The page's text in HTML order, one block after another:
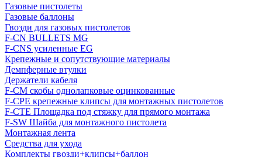
Газовые пистолеты
Газовые баллоны
Гвозди для газовых пистолетов
F-CN BULLETS MG
F-CNS усиленные EG
Крепежные и сопутствующие материалы
Демпферные втулки
Держатели кабеля
F-CM скобы однолапковые оцинкованные
F-CPE крепежные клипсы для монтажных пистолетов
F-CTE Площадка под стяжку для прямого монтажа
F-SW Шайба для монтажного пистолета
Монтажная лента
Средства для ухода
Комплекты гвозди+клипсы+баллон